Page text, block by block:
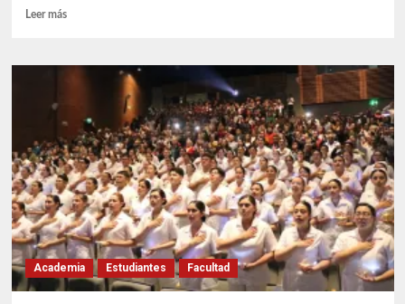
Leer másLeer
Foro
referente
nacional
e
internacional
Academia Estudiantes Facultad